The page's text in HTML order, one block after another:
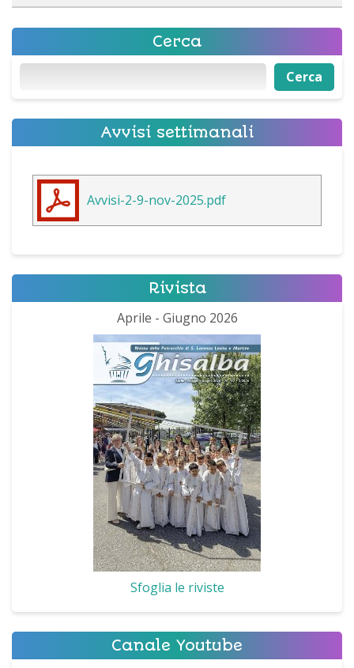
Cerca
Cerca Cerca
Avvisi settimanali
Avvisi-2-9-nov-2025.pdf
Rivista
Aprile - Giugno 2026
Sfoglia le riviste
Canale Youtube